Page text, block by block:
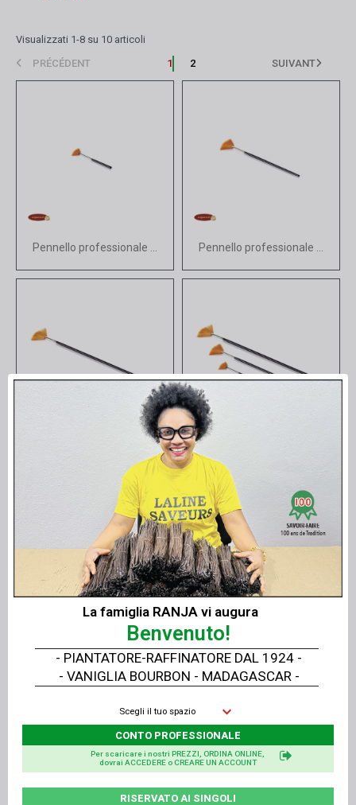
Visualizzati 1-8 su 10 articoli
PRÉCÉDENT
1 2 SUIVANT
Vista rapida Vista rapida
Vista rapida Pennello professionale n.4
Vista rapida
La famiglia RANJA vi augura
Benvenuto!
- VANIGLIA BOURBON - MADAGASCAR -
- PIANTATORE-RAFFINATORE DAL 1924 -
Scegli il tuo spazio
CONTO PROFESSIONALE
RISERVATO AI SINGOLI
Per scaricare i nostri PREZZI, ORDINA ONLINE,
dovrai ACCEDERE o CREARE UN ACCOUNT